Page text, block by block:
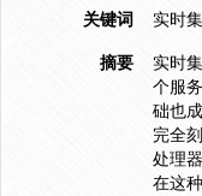
关键词
实时
摘要
实时
个服
础也
完全
处理
在这